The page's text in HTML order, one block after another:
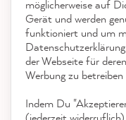
Auszeichnungen
Social Media
möglicherweise auf
Gerät und werden
funktioniert und um
der Webseite für
Werbung zu
Indem Du
Kathrin H
tolle
Hilfreich?